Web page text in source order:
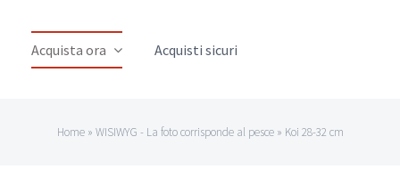
Acquista ora Acquisti sicuri
Home» WISIWYG - La foto corrisponde al pesce» Koi 28-32 cm